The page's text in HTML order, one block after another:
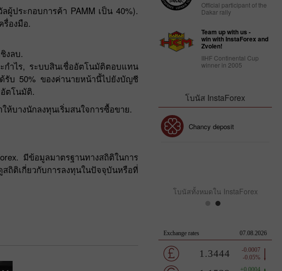
ผู้ประกอบการค้า PAMM เป็น 40%).
องมือ.
งลบ.
กำไร, ระบบสินเชื่ออัตโนมัติตอบแทน
บ 50% ของค่านายหน้านี้ไปยังบัญชี
ตโนมัติ.
บางนักลงทุนเริ่มสนใจการซื้อขาย.
มีข้อมูลมาตรฐานทางสถิติในการ
ถิติเกี่ยวกับการลงทุนในปัจจุบันหรือที่
Official participant of the
Dakar rally
Team up with us -
win with InstaForex and
Zvolen!
IIHF Continental Cup
winner in 2005
โบนัส InstaForex
คลับโบนัส InstaForex
Chancy deposit
โบนัสทั้งหมดใน InstaForex